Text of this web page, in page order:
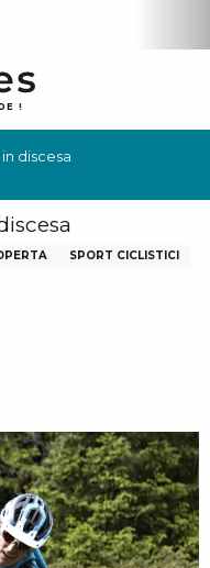
E !
discesa
SPORT CICLISTICI